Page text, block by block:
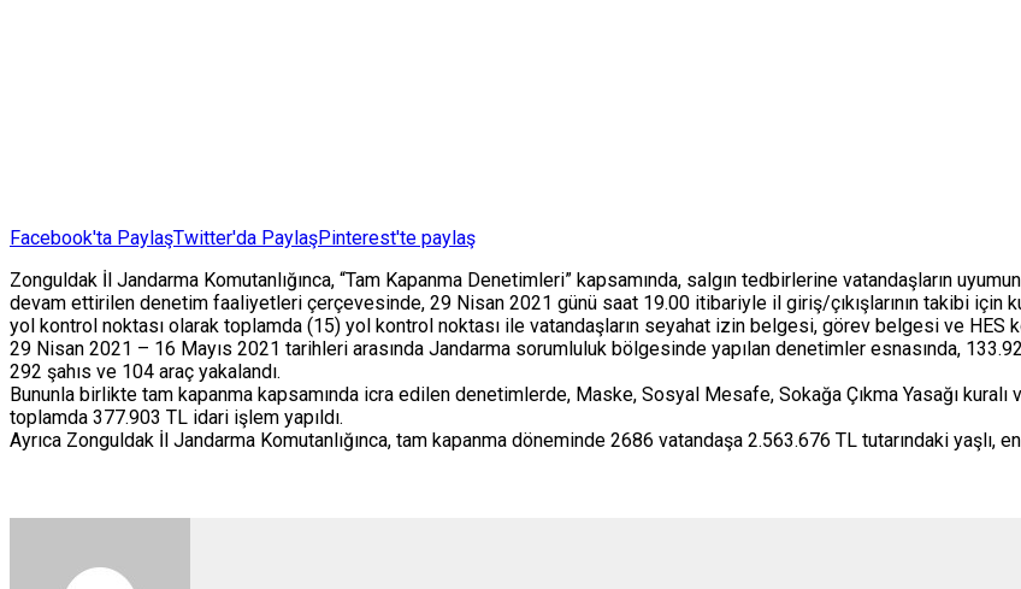
Facebook'ta PaylaşTwitter'da PaylaşPinterest'te paylaş
Zonguldak İl Jandarma Komutanlığınca, “Tam Kapanma Denetimleri” kapsamında, salgın tedbirlerine vatandaşların
devam ettirilen denetim faaliyetleri çerçevesinde, 29 Nisan 2021 günü saat 19.00 itibariyle il giriş/çıkışlarının takibi için
yol kontrol noktası olarak toplamda (15) yol kontrol noktası ile vatandaşların seyahat izin belgesi, görev belgesi ve HES
29 Nisan 2021 – 16 Mayıs 2021 tarihleri arasında Jandarma sorumluluk bölgesinde yapılan denetimler esnasında,
292 şahıs ve 104 araç yakalandı.
Bununla birlikte tam kapanma kapsamında icra edilen denetimlerde, Maske, Sosyal Mesafe, Sokağa Çıkma Yasağı
toplamda 377.903 TL idari işlem yapıldı.
Ayrıca Zonguldak İl Jandarma Komutanlığınca, tam kapanma döneminde 2686 vatandaşa 2.563.676 TL tutarındaki yaşlı,